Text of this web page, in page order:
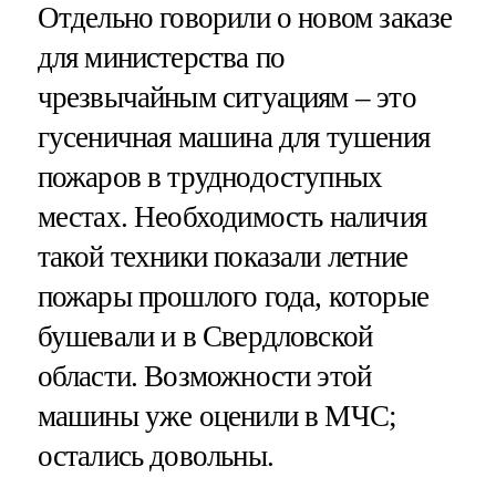
Отдельно говорили о новом заказе
для министерства по
чрезвычайным ситуациям – это
гусеничная машина для тушения
пожаров в труднодоступных
местах. Необходимость наличия
такой техники показали летние
пожары прошлого года, которые
бушевали и в Свердловской
области. Возможности этой
машины уже оценили в МЧС;
остались довольны.